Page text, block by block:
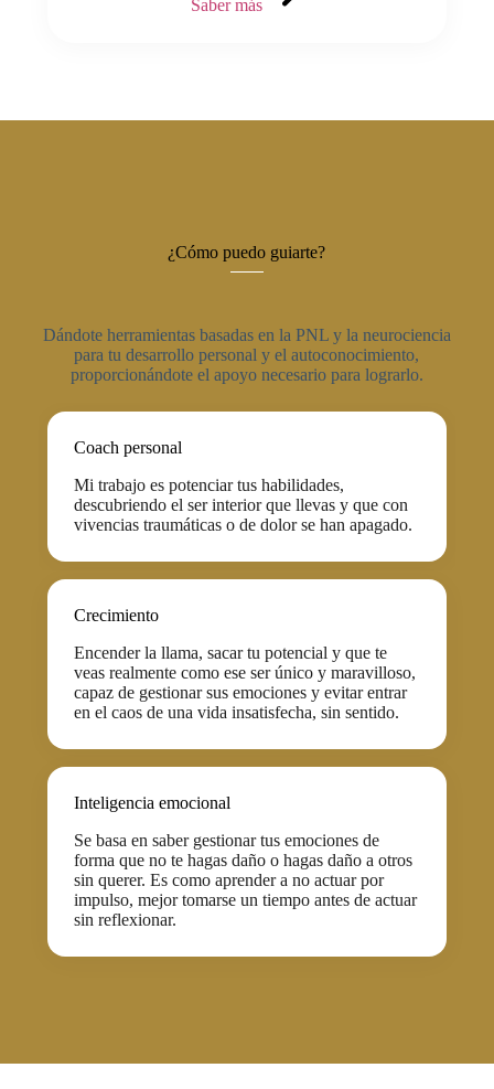
Saber más
¿Cómo puedo guiarte?
Dándote herramientas basadas en la PNL y la neurociencia
para tu desarrollo personal y el autoconocimiento,
proporcionándote el apoyo necesario para lograrlo.
Coach personal
Mi trabajo es potenciar tus habilidades,
descubriendo el ser interior que llevas y que con
vivencias traumáticas o de dolor se han apagado.
Crecimiento
Encender la llama, sacar tu potencial y que te
veas realmente como ese ser único y maravilloso,
capaz de gestionar sus emociones y evitar entrar
en el caos de una vida insatisfecha, sin sentido.
Inteligencia emocional
Se basa en saber gestionar tus emociones de
forma que no te hagas daño o hagas daño a otros
sin querer. Es como aprender a no actuar por
impulso, mejor tomarse un tiempo antes de actuar
sin reflexionar.